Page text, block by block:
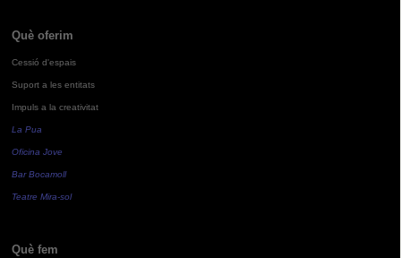
Què oferim
Cessió d'espais
Suport a les entitats
Impuls a la creativitat
La Pua
Oficina Jove
Bar Bocamoll
Teatre Mira-sol
Què fem